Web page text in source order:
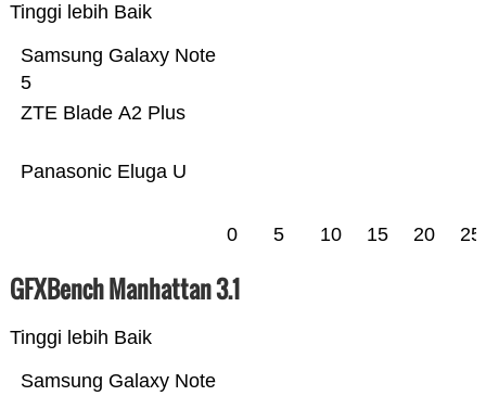
Tinggi lebih Baik
Panasonic Eluga U
ZTE Blade A2 Plus
Samsung Galaxy Note
5
0 5 10 15 20 25
GFXBench Manhattan 3.1
Tinggi lebih Baik
Samsung Galaxy Note